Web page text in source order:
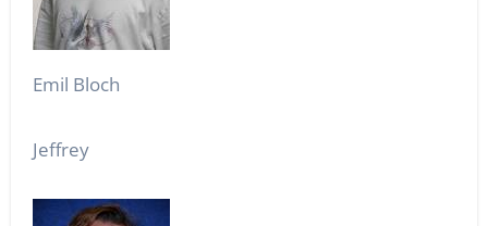
Emil Bloch
Jeffrey